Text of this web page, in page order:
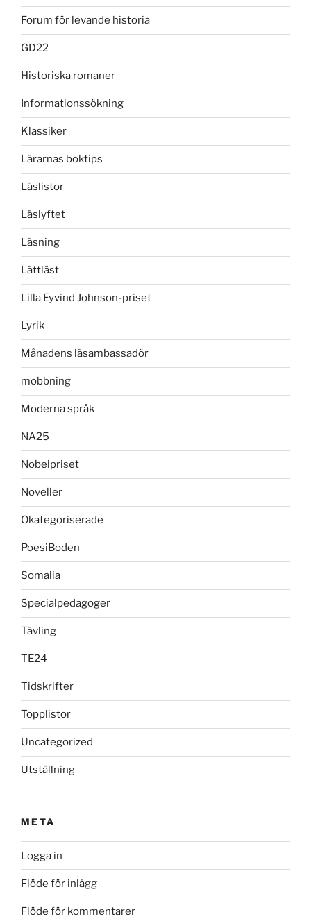
Forum för levande historia
GD22
Historiska romaner
Informationssökning
Klassiker
Lärarnas boktips
Läslistor
Läslyftet
Läsning
Lättläst
Lilla Eyvind Johnson-priset
Lyrik
Månadens läsambassadör
mobbning
Moderna språk
NA25
Nobelpriset
Noveller
Okategoriserade
PoesiBoden
Somalia
Specialpedagoger
Tävling
TE24
Tidskrifter
Topplistor
Uncategorized
Utställning
META
Logga in
Flöde för inlägg
Flöde för kommentarer